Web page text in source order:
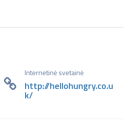
Internetinė svetainė
http://hellohungry.co.u
k/